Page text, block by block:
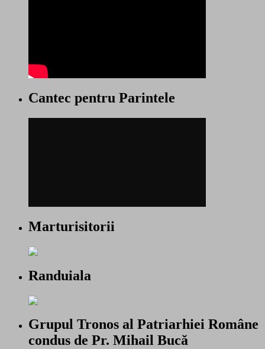
Cantec pentru Parintele
Marturisitorii
Randuiala
Grupul Tronos al Patriarhiei Române
condus de Pr. Mihail Bucă